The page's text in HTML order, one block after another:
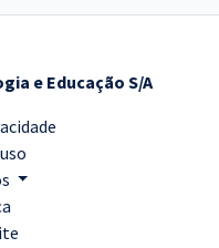
Estado do Amazonas -
de Fisioterapeuta
(-20%)
e Educação S/A